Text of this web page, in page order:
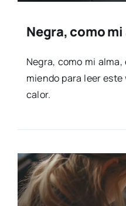
Negra, como
Negra, como mi
mien­do para leer
calor.